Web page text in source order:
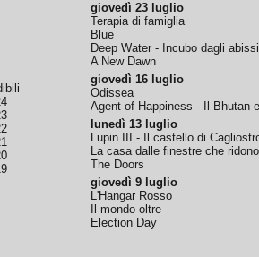
giovedì 23 luglio
Terapia di famiglia
Blue
Deep Water - Incubo dagli abissi
A New Dawn
giovedì 16 luglio
Odissea
Agent of Happiness - Il Bhutan
lunedì 13 luglio
Lupin III - Il castello di
La casa dalle finestre che ridono
The Doors
giovedì 9 luglio
L'Hangar Rosso
Il mondo oltre
Election Day